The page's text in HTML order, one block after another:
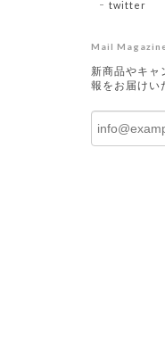
twitter
Mail Magazine
新商品やキャ
報をお届けい